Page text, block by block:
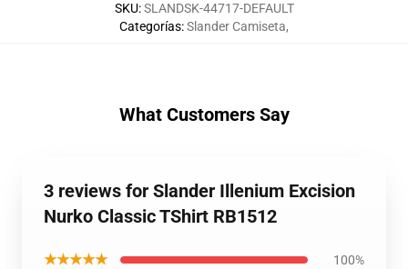
SKU:SLANDSK-44717-DEFAULT
Categorías:Slander Camiseta,
What Customers Say
3 reviews for Slander Illenium Excision
Nurko Classic TShirt RB1512
★★★★★ 100%